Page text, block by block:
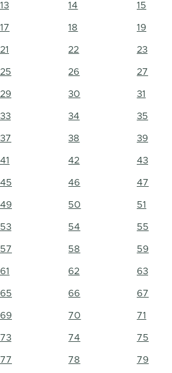
13 14 15
17 18 19
21 22 23
25 26 27
29 30 31
33 34 35
37 38 39
41 42 43
45 46 47
49 50 51
53 54 55
57 58 59
61 62 63
65 66 67
69 70 71
73 74 75
77 78 79